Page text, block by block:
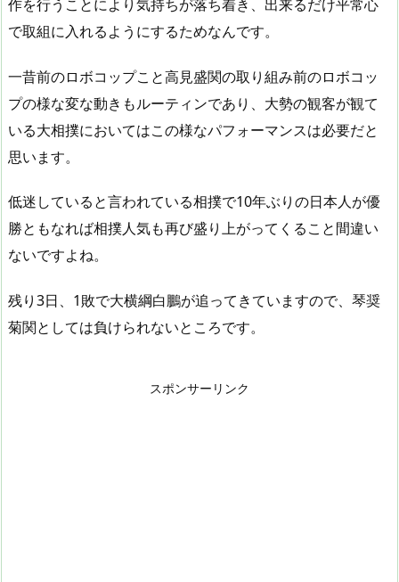
作を行うことにより気持ちが落ち着き、出来るだけ平常心
で取組に入れるようにするためなんです。
一昔前のロボコップこと高見盛関の取り組み前のロボコッ
プの様な変な動きもルーティンであり、大勢の観客が観て
いる大相撲においてはこの様なパフォーマンスは必要だと
思います。
低迷していると言われている相撲で10年ぶりの日本人が優
勝ともなれば相撲人気も再び盛り上がってくること間違い
ないですよね。
残り3日、1敗で大横綱白鵬が追ってきていますので、琴奨
菊関としては負けられないところです。
スポンサーリンク